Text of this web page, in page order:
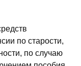
по старости,
по случаю